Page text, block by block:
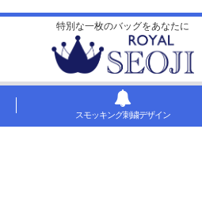
特別な一枚のバッグをあなたに
スモッキング刺繍デザイン